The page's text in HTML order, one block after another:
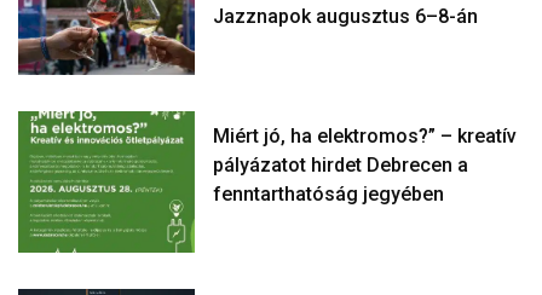
Jazznapok augusztus 6–8-án
Miért jó, ha elektromos?” – kreatív
pályázatot hirdet Debrecen a
fenntarthatóság jegyében